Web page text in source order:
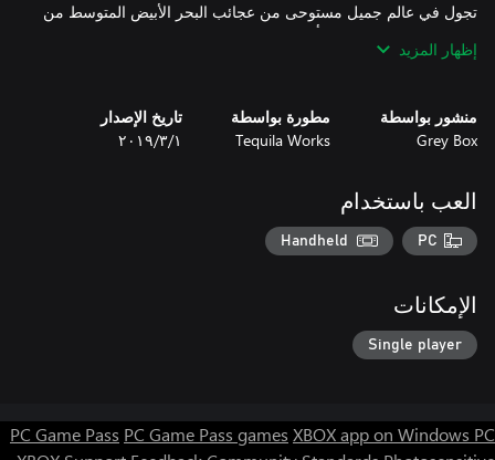
تجول في عالم جميل مستوحى من عجائب البحر الأبيض المتوسط من
خلال دمج بين موسيقى وألوان جذابة.
إظهار المزيد
منشور بواسطة
Grey Box
مطورة بواسطة
Tequila Works
تاريخ الإصدار
١‏/٣‏/٢٠١٩
العب باستخدام
PC
Handheld
الإمكانات
Single player
PC Game Pass PC Game Pass games XBOX app on Windows PC